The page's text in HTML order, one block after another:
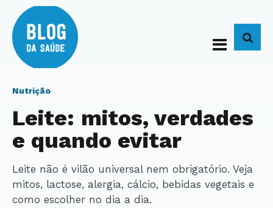
Nutrição
Leite: mitos, verdades
e quando evitar
Leite não é vilão universal nem obrigatório. Veja
mitos, lactose, alergia, cálcio, bebidas vegetais e
como escolher no dia a dia.